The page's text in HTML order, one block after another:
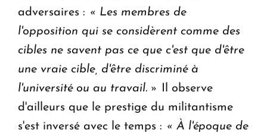
adversaires : « Les membres de
l'opposition qui se considèrent comme des
cibles ne savent pas ce que c'est que d'être
une vraie cible, d'être discriminé à
l'université ou au travail. »
Il observe
d'ailleurs que le prestige du militantisme
s'est inversé avec le temps : « À l'époque de